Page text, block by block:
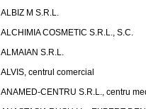
ALBIZ M S.R.L.
ALCHIMIA COSMETIC S.R.L., S.C.
ALMAIAN S.R.L.
ALVIS, centrul comercial
ANAMED-CENTRU S.R.L., centru